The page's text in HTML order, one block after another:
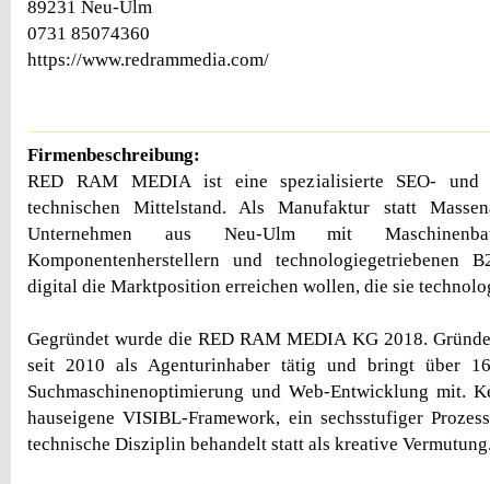
89231 Neu-Ulm
0731 85074360
https://www.redrammedia.com/
Firmenbeschreibung:
RED RAM MEDIA ist eine spezialisierte SEO-
technischen Mittelstand. Als Manufaktur statt
Unternehmen aus Neu-Ulm mit
Komponentenherstellern und technologiegetriebenen
digital die Marktposition erreichen wollen, die sie
Gegründet wurde die RED RAM MEDIA KG 2018.
seit 2010 als Agenturinhaber tätig und bringt über
Suchmaschinenoptimierung und Web-Entwicklung mit.
hauseigene VISIBL-Framework, ein sechsstufiger
technische Disziplin behandelt statt als kreative